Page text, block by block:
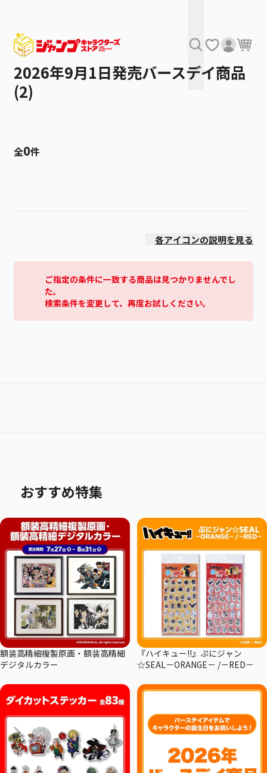
2026年9月1日発売バースデイ商品
(2)
全0件
各アイコンの説明を見る
ご指定の条件に一致する商品は見つかりませんでし
た。
検索条件を変更して、再度お試しください。
おすすめ特集
額装高精細複製原画・額装高精細
デジタルカラー
『ハイキュー!!』ぷにジャン
☆SEAL－ORANGE－ /－RED－